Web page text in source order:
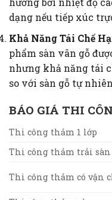
dạng nếu tiếp xúc
Khả Năng Tái Chế
phẩm sàn vân gỗ
nhưng khả năng tái
so với sàn gỗ tự
BÁO GIÁ THI
Thi công thảm 1 lớp
Thi công thảm trải sàn
Thi công thảm có vận